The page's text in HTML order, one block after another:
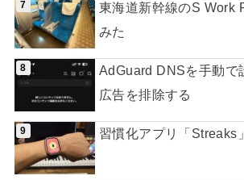
東海道新幹線のS Work
みた
AdGuard DNSを手動で
広告を排除する
習慣化アプリ「Streaks